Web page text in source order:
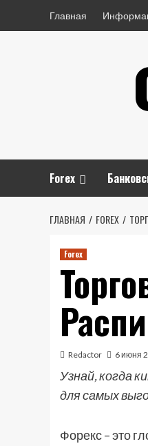
Главная
Forex
ГЛАВНАЯ FOREX
Forex
Redactor 6 июня
Узнай, когда
для самых
Форекс – это